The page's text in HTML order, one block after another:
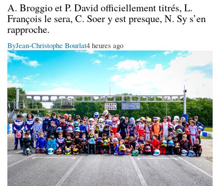
A. Broggio et P. David officiellement titrés, L.
François le sera, C. Soer y est presque, N. Sy s’en
rapproche.
ByJean-Christophe Bourlat4 heures ago